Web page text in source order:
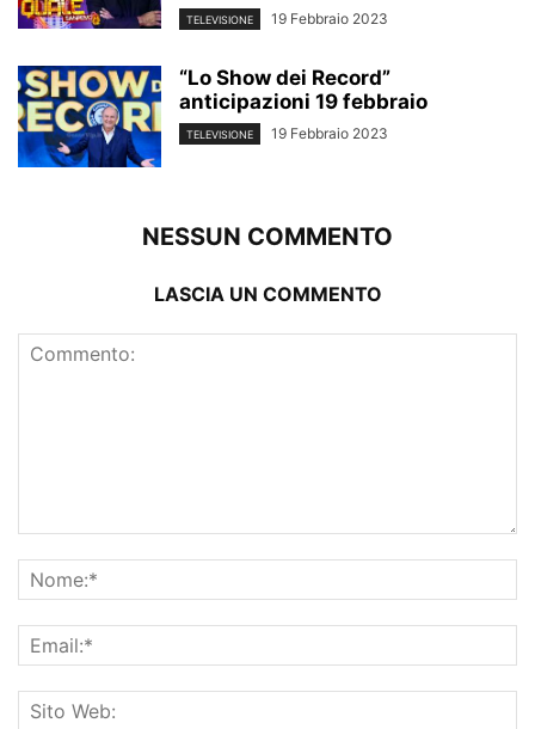
TELEVISIONE 19 Febbraio 2023
“Lo Show dei Record”
anticipazioni 19 febbraio
TELEVISIONE 19 Febbraio 2023
NESSUN COMMENTO
LASCIA UN COMMENTO